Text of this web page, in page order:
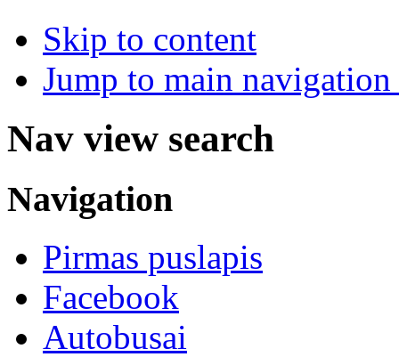
Skip to content
Jump to main
Nav view search
Navigation
Pirmas puslapis
Facebook
Autobusai